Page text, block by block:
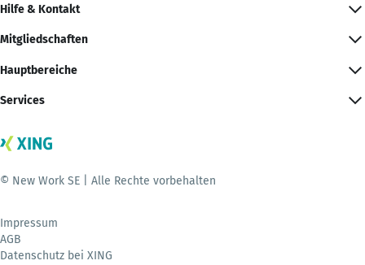
Hilfe & Kontakt
Mitgliedschaften
Hauptbereiche
Services
© New Work SE | Alle Rechte vorbehalten
Impressum
AGB
Datenschutz bei XING